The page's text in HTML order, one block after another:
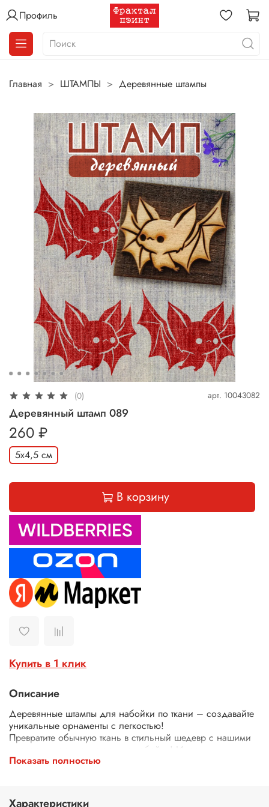
Профиль
Главная ШТАМПЫ Деревянные штампы
(0) арт. 10043082
Деревянный штамп 089
260 ₽
5х4,5 см
В корзину
Купить в 1 клик
Описание
Деревянные штампы для набойки по ткани – создавайте
уникальные орнаменты с легкостью!
Превратите обычную ткань в стильный шедевр с нашими
деревянными штампами для набойки! Идеально
подходят для декора одежды, текстиля, сумок, скатертей
Экологичные – изготовлены из дерева.
Показать полностью
Характеристики